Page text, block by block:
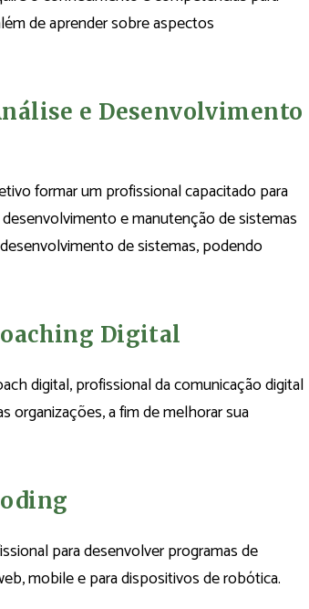
de aprender sobre aspectos
e Desenvolvimento
formar um profissional capacitado para
e manutenção de sistemas
de sistemas, podendo
Digital
digital, profissional da comunicação digital
organizações, a fim de melhorar sua
para desenvolver programas de
mobile e para dispositivos de robótica.